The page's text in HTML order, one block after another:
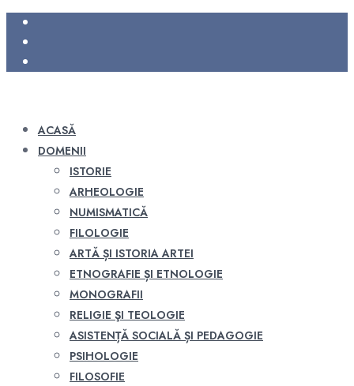
ACASĂ
DOMENII
ISTORIE
ARHEOLOGIE
NUMISMATICĂ
FILOLOGIE
ARTĂ ȘI ISTORIA ARTEI
ETNOGRAFIE ȘI ETNOLOGIE
MONOGRAFII
RELIGIE ŞI TEOLOGIE
ASISTENȚĂ SOCIALĂ ȘI PEDAGOGIE
PSIHOLOGIE
FILOSOFIE